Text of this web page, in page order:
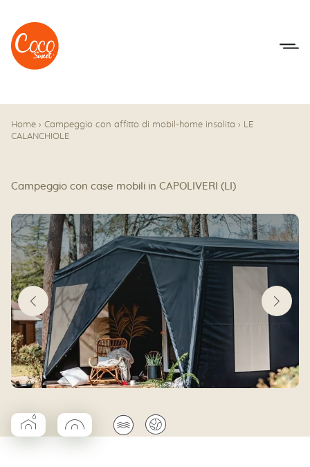
Vai al menu
Accedi al contenuto
Home › Campeggio con affitto di mobil-home insolita › LE
CALANCHIOLE
Campeggio con case mobili in CAPOLIVERI (LI)
▰Coco Cabane salle d’eau
◯Coco rond🌊 🌍